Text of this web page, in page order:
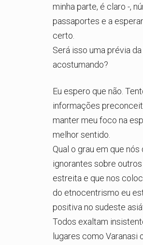
minha parte, é claro -,
passaportes e a
certo.
Será isso uma prévia
acostumando?
Eu espero que não.
informações
manter meu foco na
melhor sentido.
Qual o grau em que
ignorantes sobre
estreita e que nos
do etnocentrismo eu
positiva no sudeste
Todos exaltam
lugares como Varanasi